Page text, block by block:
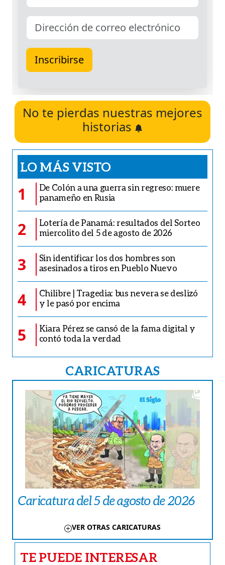
No te pierdas nuestras mejores
historias
LO MÁS VISTO
1
De Colón a una guerra sin regreso: muere
panameño en Rusia
2
Lotería de Panamá: resultados del Sorteo
miercolito del 5 de agosto de 2026
3
Sin identificar los dos hombres son
asesinados a tiros en Pueblo Nuevo
4
Chilibre | Tragedia: bus nevera se deslizó
y le pasó por encima
5
Kiara Pérez se cansó de la fama digital y
contó toda la verdad
CARICATURAS
Caricatura del 5 de agosto de 2026
VER OTRAS CARICATURAS
TE PUEDE INTERESAR